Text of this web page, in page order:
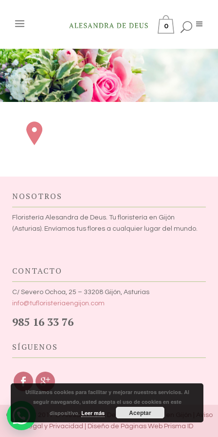
0
NOSOTROS
Floristería Alesandra de Deus. Tu floristería en Gijón
(Asturias). Envíamos tus flores a cualquier lugar del mundo.
CONTACTO
C/ Severo Ochoa, 25 – 33208 Gijón, Asturias
info@tufloristeriaengijon.com
985 16 33 76
SÍGUENOS
Copyright 2017 ® Alesandra de Deus. Tú floristeria en Gijón |
Aviso
Legal y Privacidad
Diseño de Páginas Web Prisma ID
Utilizamos cookies para facilitar y mejorar nuestros servicios. Al
seguir navegando, usted acepta el uso de cookies en este
dispositivo.Leer más Aceptar